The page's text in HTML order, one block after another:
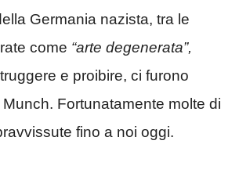
Germania nazista, tra le
come “arte degenerata”,
e proibire, ci furono
Fortunatamente molte di
fino a noi oggi.